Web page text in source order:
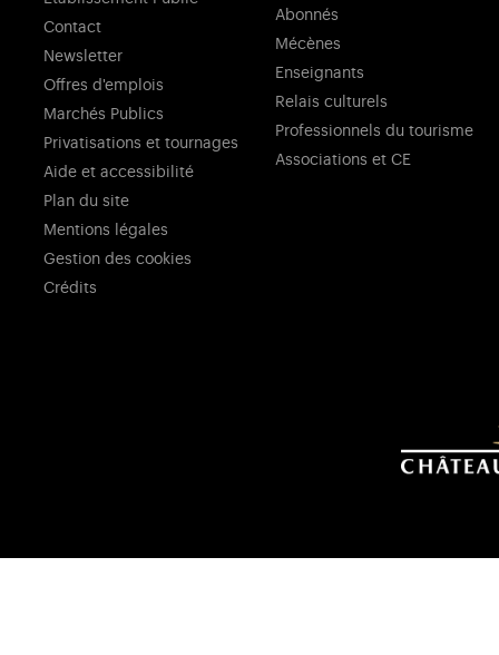
Contact
Newsletter
Offres d'emplois
Marchés Publics
Privatisations et tournages
Aide et accessibilité
Plan du site
Mentions légales
Gestion des cookies
Crédits
Abonnés
Mécènes
Enseignants
Relais culturels
Professionnels du tourisme
Associations et CE